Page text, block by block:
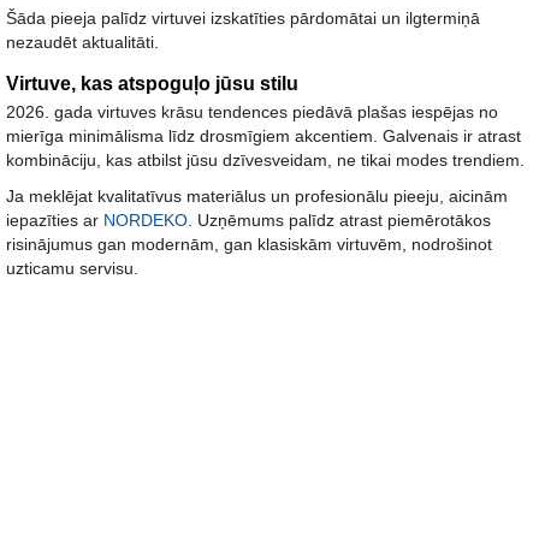
Šāda pieeja palīdz virtuvei izskatīties pārdomātai un ilgtermiņā
nezaudēt aktualitāti.
Virtuve, kas atspoguļo jūsu stilu
2026. gada virtuves krāsu tendences piedāvā plašas iespējas no
mierīga minimālisma līdz drosmīgiem akcentiem. Galvenais ir atrast
kombināciju, kas atbilst jūsu dzīvesveidam, ne tikai modes trendiem.
Ja meklējat kvalitatīvus materiālus un profesionālu pieeju, aicinām
iepazīties ar NORDEKO . Uzņēmums palīdz atrast piemērotākos
risinājumus gan modernām, gan klasiskām virtuvēm, nodrošinot
uzticamu servisu.